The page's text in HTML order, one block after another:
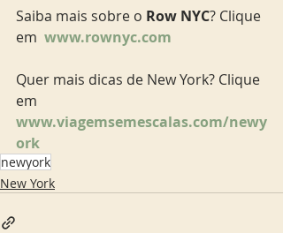
Saiba mais sobre o Row NYC? Clique
em www.rownyc.com
Quer mais dicas de New York? Clique
em
www.viagemsemescalas.com/newy
ork
newyork
New York